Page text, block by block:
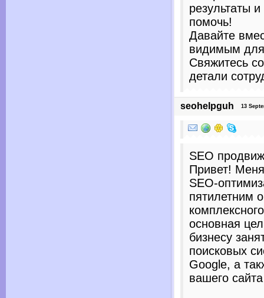
результаты
помочь!
Давайте
видимым
Свяжитесь
детали
seohelpguh 13
SEO
Привет!
SEO-
пятилетним
основная
бизнесу
поисковых
Google, а
вашего